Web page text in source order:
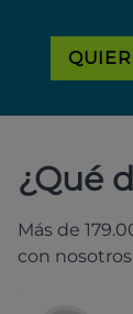
¿Qué
Más de
con nosotros